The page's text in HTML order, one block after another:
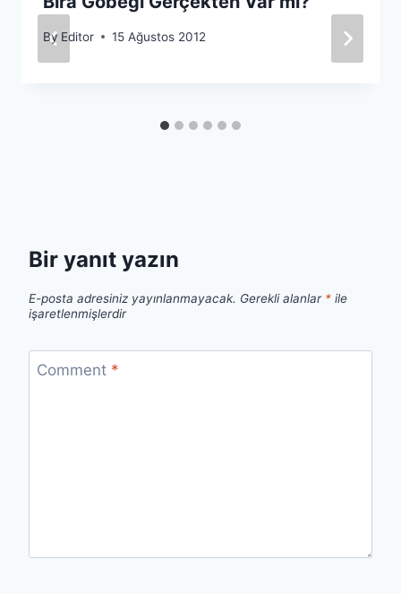
By Editor 15 Ağustos 2012
Bir yanıt yazın
E-posta adresiniz yayınlanmayacak. Gerekli alanlar * ile
işaretlenmişlerdir
Comment *